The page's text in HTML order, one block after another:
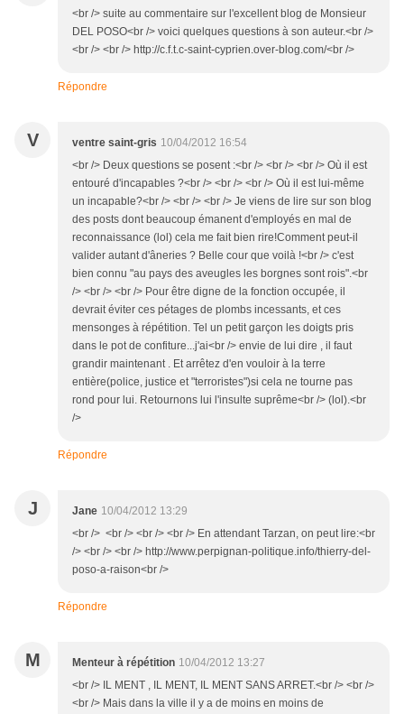
<br /> suite au commentaire sur l'excellent blog de Monsieur
DEL POSO<br /> voici quelques questions à son auteur.<br />
<br /> <br /> http://c.f.t.c-saint-cyprien.over-blog.com/<br />
Répondre
V ventre saint-gris 10/04/2012 16:54
<br /> Deux questions se posent :<br /> <br /> <br /> Où il est
entouré d'incapables ?<br /> <br /> <br /> Où il est lui-même
un incapable?<br /> <br /> <br /> Je viens de lire sur son blog
des posts dont beaucoup émanent d'employés en mal de
reconnaissance (lol) cela me fait bien rire!Comment peut-il
valider autant d'âneries ? Belle cour que voilà !<br /> c'est
bien connu "au pays des aveugles les borgnes sont rois".<br
/> <br /> <br /> Pour être digne de la fonction occupée, il
devrait éviter ces pétages de plombs incessants, et ces
mensonges à répétition. Tel un petit garçon les doigts pris
dans le pot de confiture...j'ai<br /> envie de lui dire , il faut
grandir maintenant . Et arrêtez d'en vouloir à la terre
entière(police, justice et "terroristes")si cela ne tourne pas
rond pour lui. Retournons lui l'insulte suprême<br /> (lol).<br
/>
Répondre
J Jane 10/04/2012 13:29
<br /> <br /> <br /> <br /> En attendant Tarzan, on peut lire:<br
/> <br /> <br /> http://www.perpignan-politique.info/thierry-del-
poso-a-raison<br />
Répondre
M Menteur à répétition 10/04/2012 13:27
<br /> IL MENT , IL MENT, IL MENT SANS ARRET.<br /> <br />
<br /> Mais dans la ville il y a de moins en moins de